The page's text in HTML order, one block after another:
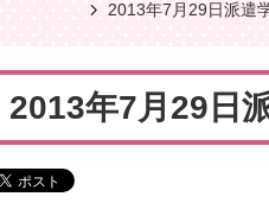
2013年7月29日派遣
2013年7月29日